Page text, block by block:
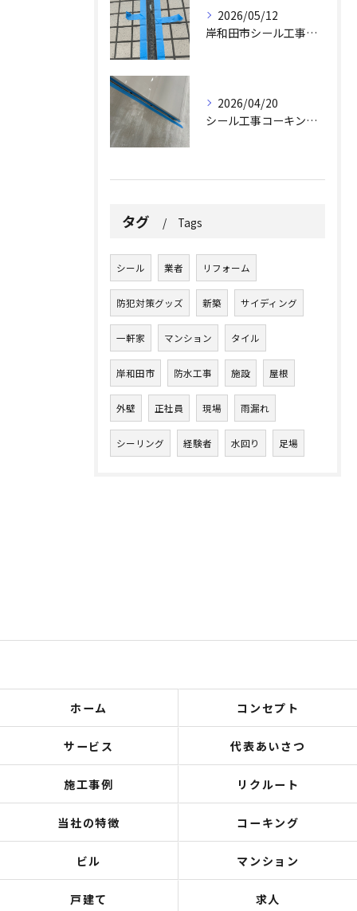
2026/05/12
岸和田市シール工事求人
2026/04/20
シール工事コーキング工事
タグ Tags
シール 業者 リフォーム
防犯対策グッズ 新築 サイディング
一軒家 マンション タイル
岸和田市 防水工事 施設 屋根
外壁 正社員 現場 雨漏れ
シーリング 経験者 水回り 足場
ホーム コンセプト
サービス 代表あいさつ
施工事例 リクルート
当社の特徴 コーキング
ビル マンション
戸建て 求人